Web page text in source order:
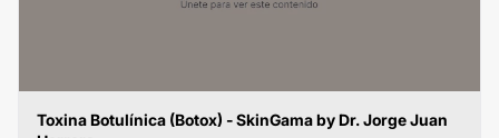
Toxina Botulínica (Botox) - SkinGama by Dr. Jorge Juan